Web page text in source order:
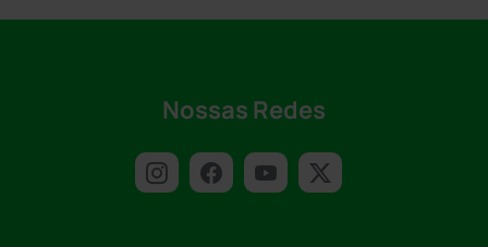
Nossas Redes